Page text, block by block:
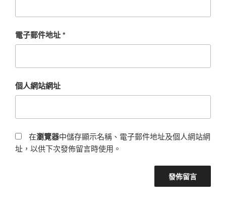
電子郵件地址*
個人網站網址
在瀏覽器中儲存顯示名稱、電子郵件地址及個人網站網
址，以供下次發佈留言時使用。